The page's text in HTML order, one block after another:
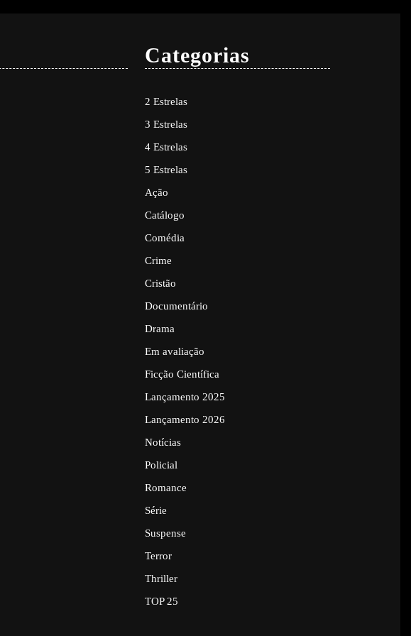
Categorias
2 Estrelas
3 Estrelas
4 Estrelas
5 Estrelas
Ação
Catálogo
Comédia
Crime
Cristão
Documentário
Drama
Em avaliação
Ficção Científica
Lançamento 2025
Lançamento 2026
Notícias
Policial
Romance
Série
Suspense
Terror
Thriller
TOP 25